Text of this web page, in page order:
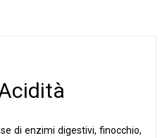
di enzimi digestivi, finocchio,